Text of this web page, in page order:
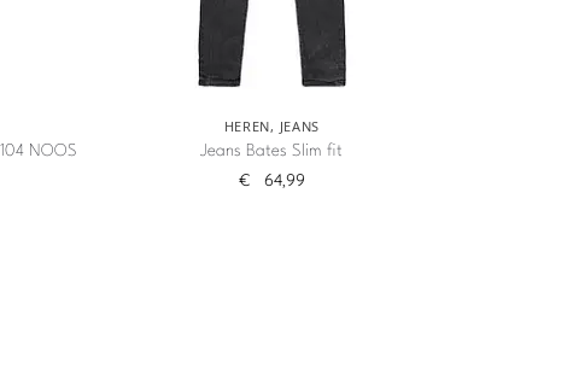
NOOS
HEREN, JEANS
Jeans Bates Slim fit
€ 64,99